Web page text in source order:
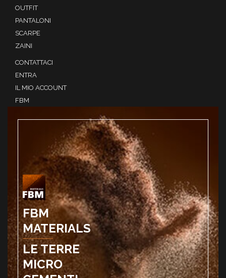
OUTFIT
PANTALONI
SCARPE
ZAINI
CONTATTACI
ENTRA
IL MIO ACCOUNT
FBM
FBM
MATERIALS
LE TERRE
MICRO